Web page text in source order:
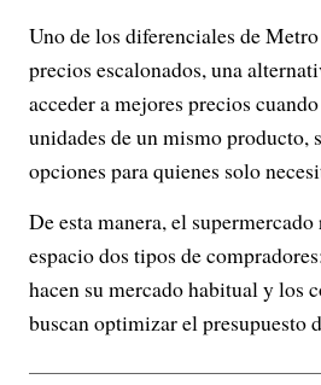
Uno de los diferenciales de
precios escalonados, una
acceder a mejores precios
unidades de un mismo producto,
opciones para quienes solo
De esta manera, el
espacio dos tipos de
hacen su mercado habitual y los
buscan optimizar el presupuesto